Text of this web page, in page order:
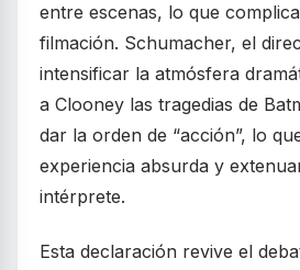
entre escenas, lo que
filmación. Schumacher, el
intensificar la atmósfera
a Clooney las tragedias de
dar la orden de “acción”, lo
experiencia absurda y
intérprete.
Esta declaración revive el